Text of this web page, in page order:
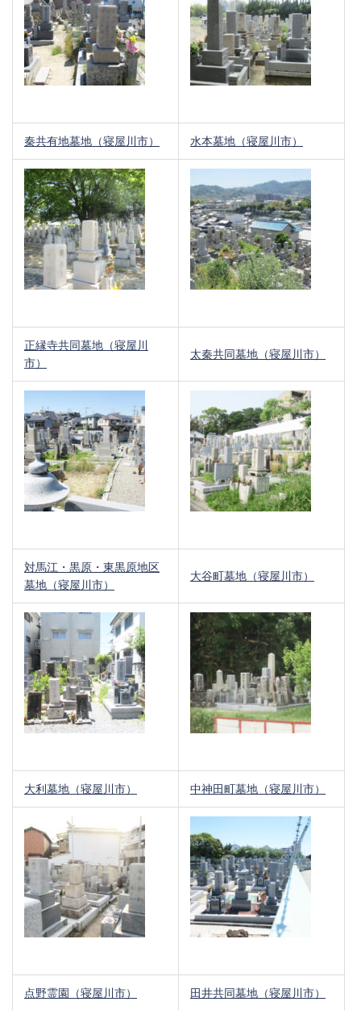
秦共有地墓地（寝屋川市） 水本墓地（寝屋川市）
正縁寺共同墓地（寝屋川
市）
太秦共同墓地（寝屋川市）
対馬江・黒原・東黒原地区
墓地（寝屋川市）
大谷町墓地（寝屋川市）
大利墓地（寝屋川市） 中神田町墓地（寝屋川市）
点野霊園（寝屋川市） 田井共同墓地（寝屋川市）